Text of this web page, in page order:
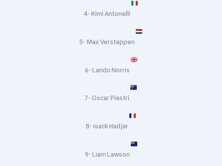
4- Kimi Antonelli
5- Max Verstappen
6- Lando Norris
7- Oscar Piastri
8- Isack Hadjar
9- Liam Lawson